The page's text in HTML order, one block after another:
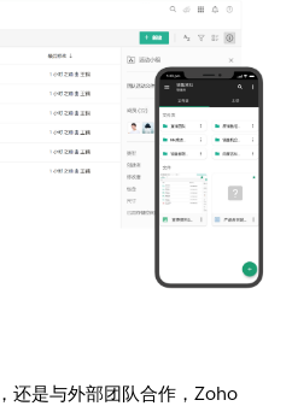
还是与外部团队合作，Zoho